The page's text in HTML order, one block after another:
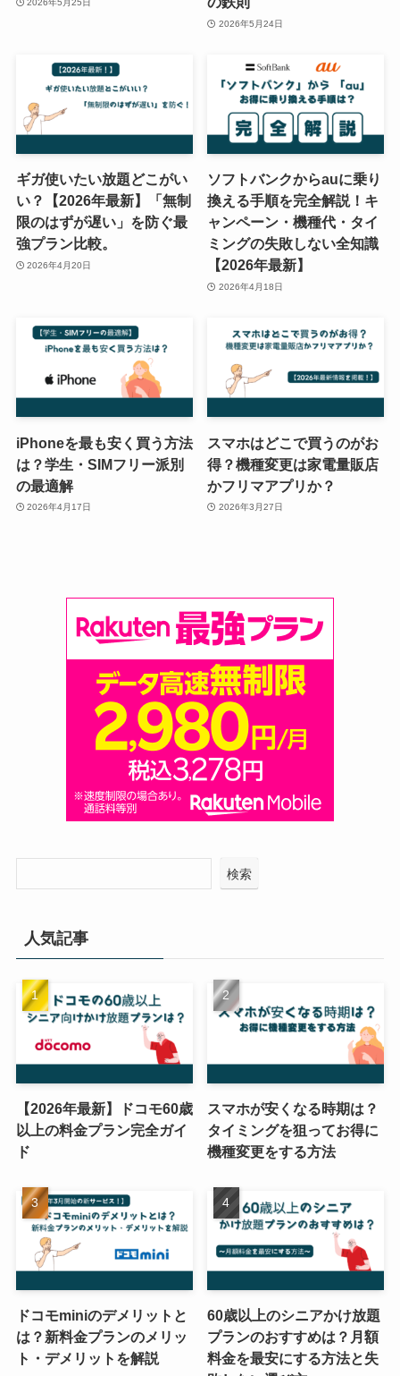
2026年5月24日
ギガ使いたい放題どこがい
い？【2026年最新】「無制
限のはずが遅い」を防ぐ最
強プラン比較。
2026年4月20日
ソフトバンクからauに乗り
換える手順を完全解説！キ
ャンペーン・機種代・タイ
ミングの失敗しない全知識
【2026年最新】
2026年4月18日
iPhoneを最も安く買う方法
は？学生・SIMフリー派別
の最適解
2026年4月17日
スマホはどこで買うのがお
得？機種変更は家電量販店
かフリマアプリか？
2026年3月27日
検索
人気記事
【2026年最新】ドコモ60歳
以上の料金プラン完全ガイ
ド
スマホが安くなる時期は？
タイミングを狙ってお得に
機種変更をする方法
ドコモminiのデメリットと
は？新料金プランのメリッ
ト・デメリットを解説
60歳以上のシニアかけ放題
プランのおすすめは？月額
料金を最安にする方法と失